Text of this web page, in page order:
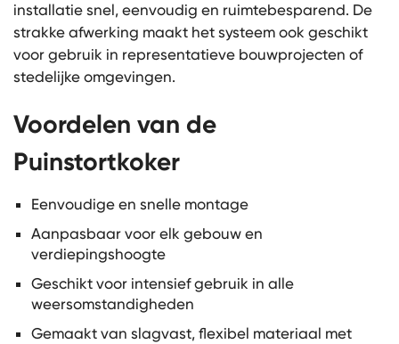
installatie snel, eenvoudig en ruimtebesparend. De
strakke afwerking maakt het systeem ook geschikt
voor gebruik in representatieve bouwprojecten of
stedelijke omgevingen.
Voordelen van de
Puinstortkoker
Eenvoudige en snelle montage
Aanpasbaar voor elk gebouw en
verdiepingshoogte
Geschikt voor intensief gebruik in alle
weersomstandigheden
Gemaakt van slagvast, flexibel materiaal met